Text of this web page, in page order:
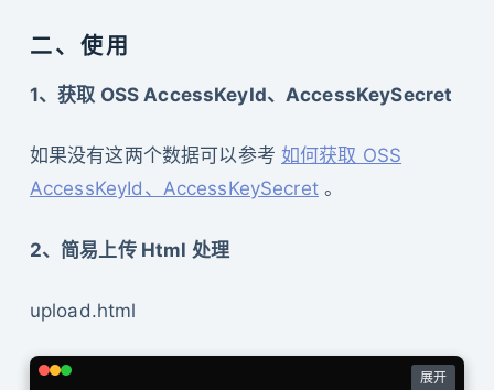
二、使用
1、获取 OSS AccessKeyId、AccessKeySecret
如果没有这两个数据可以参考 如何获取 OSS
AccessKeyId、AccessKeySecret。
2、简易上传 Html 处理
upload.html
展开